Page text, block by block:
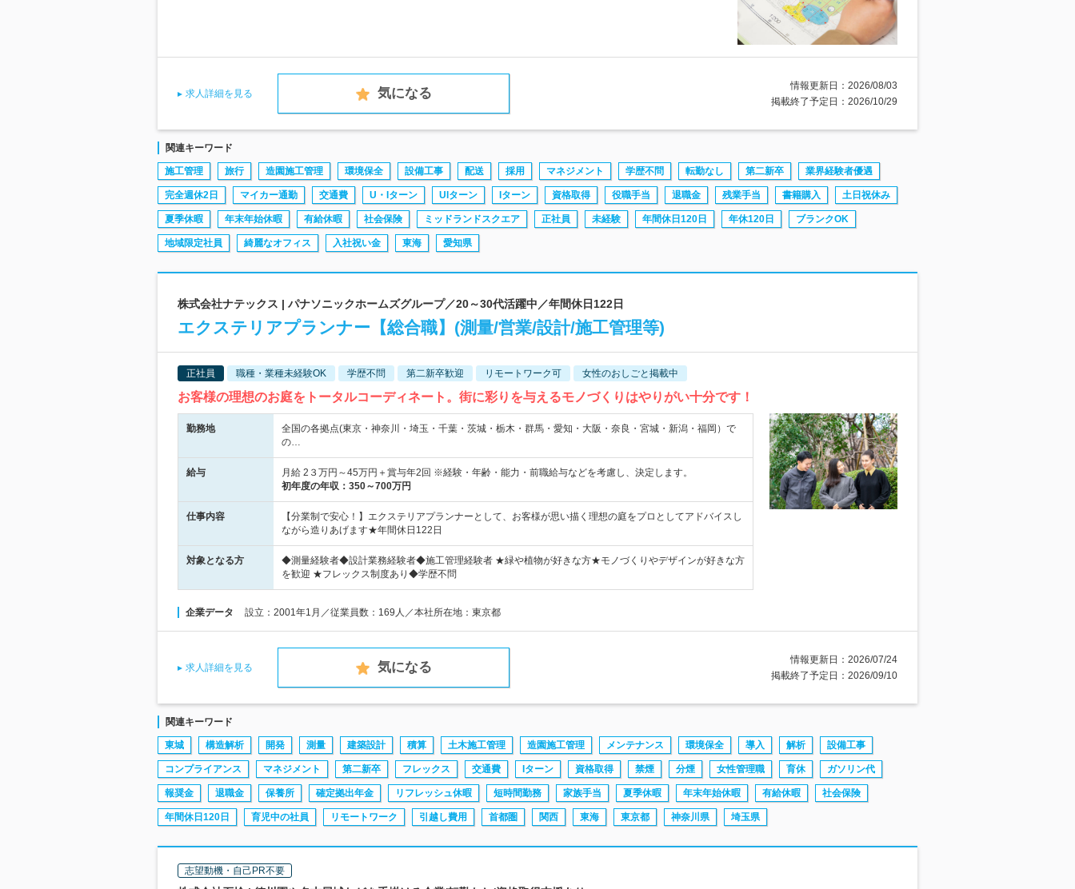
求人詳細を見る 気になる
情報更新日：2026/08/03
掲載終了予定日：2026/10/29
関連キーワード
施工管理 旅行 造園施工管理 環境保全 設備工事 配送 採用 マネジメント 学歴不問 転勤なし 第二新卒 業界経験者優遇
完全週休2日 マイカー通勤 交通費 U・Iターン UIターン Iターン 資格取得 役職手当 退職金 残業手当 書籍購入 土日祝休み
夏季休暇 年末年始休暇 有給休暇 社会保険 ミッドランドスクエア 正社員 未経験 年間休日120日 年休120日 ブランクOK
地域限定社員 綺麗なオフィス 入社祝い金 東海 愛知県
株式会社ナテックス | パナソニックホームズグループ／20～30代活躍中／年間休日122日
エクステリアプランナー【総合職】(測量/営業/設計/施工管理等)
正社員 職種・業種未経験OK 学歴不問 第二新卒歓迎 リモートワーク可 女性のおしごと掲載中
お客様の理想のお庭をトータルコーディネート。街に彩りを与えるモノづくりはやりがい十分です！
勤務地
全国の各拠点(東京・神奈川・埼玉・千葉・茨城・栃木・群馬・愛知・大阪・奈良・宮城・新潟・福岡）で
の…
給与
月給 2３万円～45万円＋賞与年2回 ※経験・年齢・能力・前職給与などを考慮し、決定します。
初年度の年収： 350～700万円
仕事内容
【分業制で安心！】エクステリアプランナーとして、お客様が思い描く理想の庭をプロとしてアドバイスし
ながら造りあげます★年間休日122日
対象となる方
◆測量経験者◆設計業務経験者◆施工管理経験者 ★緑や植物が好きな方★モノづくりやデザインが好きな方
を歓迎 ★フレックス制度あり◆学歴不問
企業データ 設立：2001年1月／従業員数：169人／本社所在地：東京都
求人詳細を見る 気になる
情報更新日：2026/07/24
掲載終了予定日：2026/09/10
関連キーワード
東城 構造解析 開発 測量 建築設計 積算 土木施工管理 造園施工管理 メンテナンス 環境保全 導入 解析 設備工事
コンプライアンス マネジメント 第二新卒 フレックス 交通費 Iターン 資格取得 禁煙 分煙 女性管理職 育休 ガソリン代
報奨金 退職金 保養所 確定拠出年金 リフレッシュ休暇 短時間勤務 家族手当 夏季休暇 年末年始休暇 有給休暇 社会保険
年間休日120日 育児中の社員 リモートワーク 引越し費用 首都圏 関西 東海 東京都 神奈川県 埼玉県
志望動機・自己PR不要